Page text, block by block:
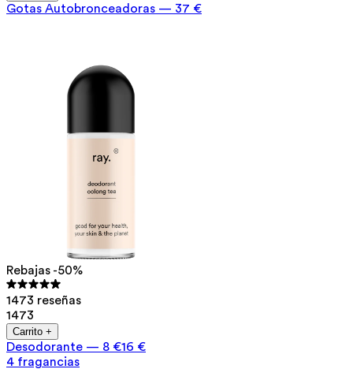
Gotas Autobronceadoras — 37 €
Rebajas -50%
1473 reseñas
1473
Carrito +
Desodorante — 8 €16 €
4 fragancias